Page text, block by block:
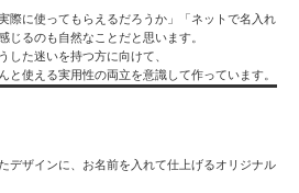
際に使ってもらえるだろうか」「ネットで名入れ
じるのも自然なことだと思います。
した迷いを持つ方に向けて、
と使える実用性の両立を意識して作っています。
デザインに、お名前を入れて仕上げるオリジナル